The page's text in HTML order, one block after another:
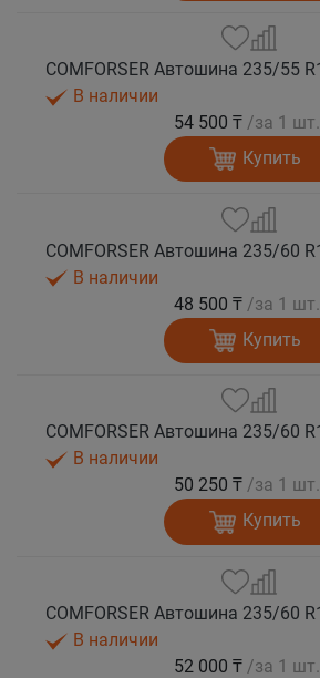
В наличии
54 500 ₸ /за 1 шт.
Купить
В наличии
48 500 ₸ /за 1 шт.
Купить
В наличии
50 250 ₸ /за 1 шт.
Купить
В наличии
52 000 ₸ /за 1 шт.